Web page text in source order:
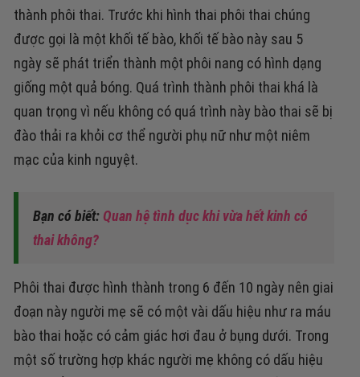
thành phôi thai. Trước khi hình thai phôi thai chúng
được gọi là một khối tế bào, khối tế bào này sau 5
ngày sẽ phát triển thành một phôi nang có hình dạng
giống một quả bóng. Quá trình thành phôi thai khá là
quan trọng vì nếu không có quá trình này bào thai sẽ bị
đào thải ra khỏi cơ thể người phụ nữ như một niêm
mạc của kinh nguyệt.
Bạn có biết: Quan hệ tình dục khi vừa hết kinh có
thai không?
Phôi thai được hình thành trong 6 đến 10 ngày nên giai
đoạn này người mẹ sẽ có một vài dấu hiệu như ra máu
bào thai hoặc có cảm giác hơi đau ở bụng dưới. Trong
một số trường hợp khác người mẹ không có dấu hiệu